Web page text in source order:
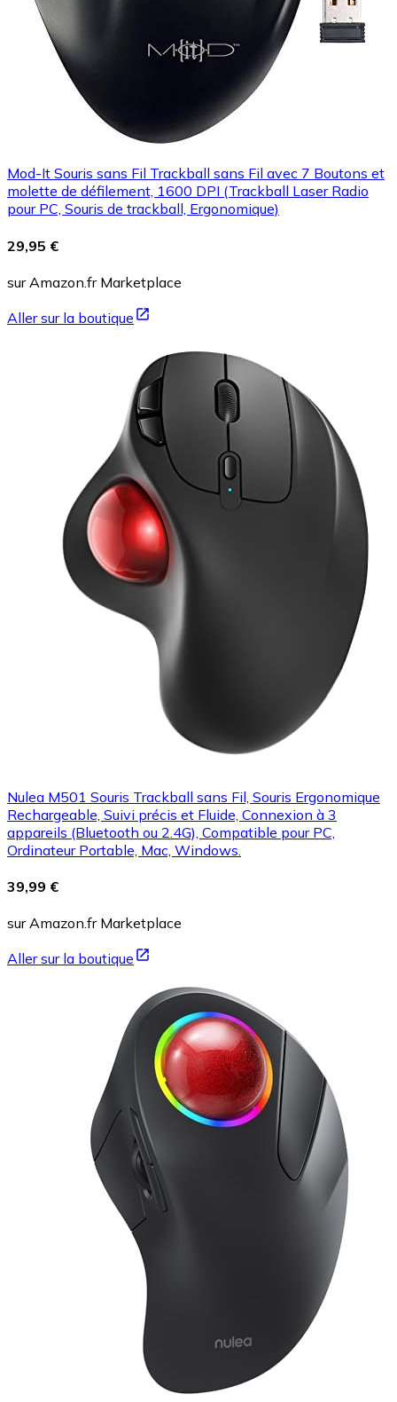
Mod-It Souris sans Fil Trackball sans Fil avec 7 Boutons et
molette de défilement, 1600 DPI (Trackball Laser Radio
pour PC, Souris de trackball, Ergonomique)
29,95 €
sur Amazon.fr Marketplace
Aller sur la boutique
Nulea M501 Souris Trackball sans Fil, Souris Ergonomique
Rechargeable, Suivi précis et Fluide, Connexion à 3
appareils (Bluetooth ou 2.4G), Compatible pour PC,
Ordinateur Portable, Mac, Windows.
39,99 €
sur Amazon.fr Marketplace
Aller sur la boutique